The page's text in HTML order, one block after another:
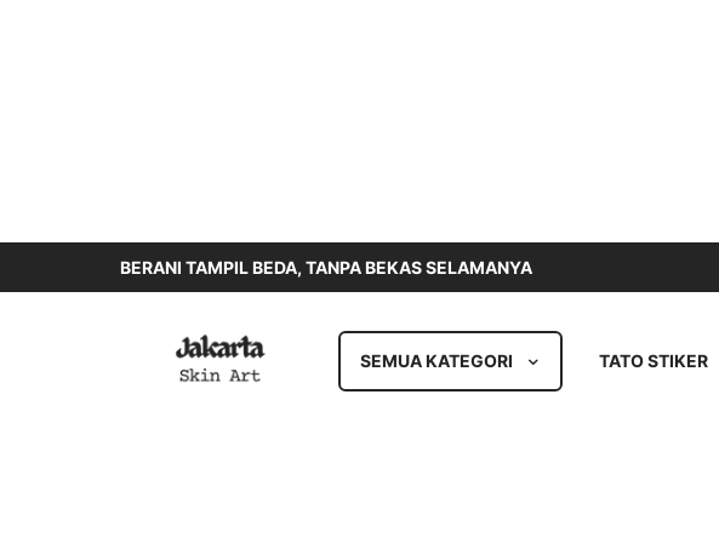
BERANI TAMPIL BEDA, TANPA BEKAS SELAMANYA
SEMUA KATEGORI TATO STIKER